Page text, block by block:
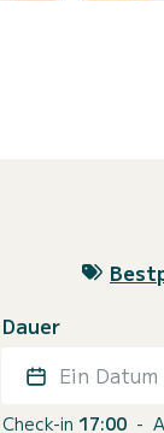
Dauer
Check-in 17:00 -